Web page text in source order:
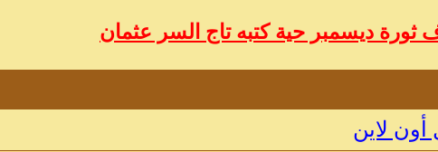
ثورة ديسمبر حية كتبه تاج السر عثمان
لاين